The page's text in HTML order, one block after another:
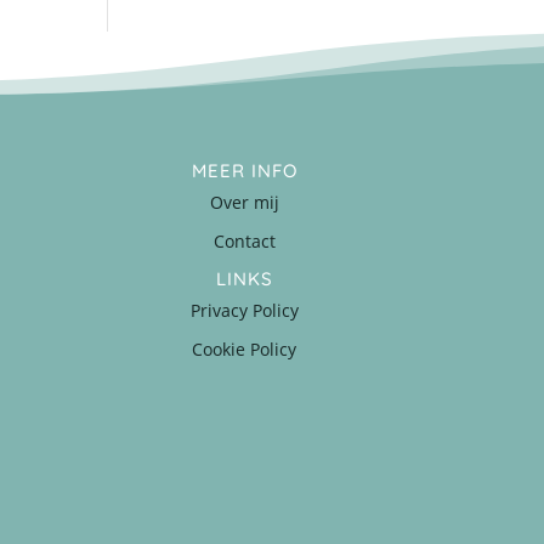
MEER INFO
Over mij
Contact
LINKS
Privacy Policy
Cookie Policy